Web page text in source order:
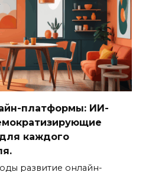
платформы: ИИ-
каждого
развитие онлайн-